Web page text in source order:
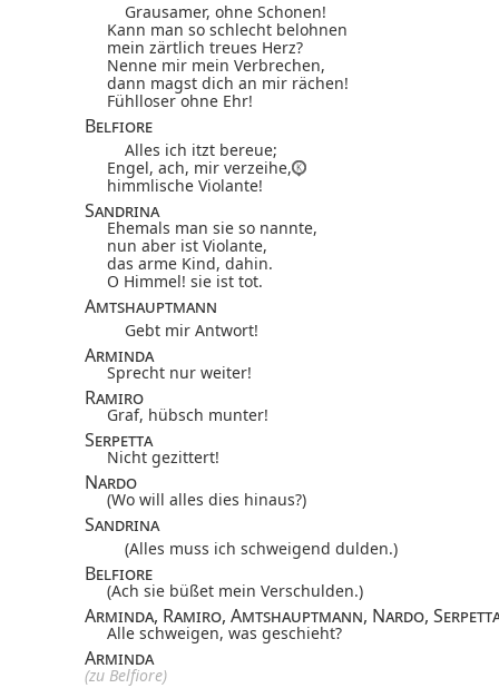
Grausamer, ohne Schonen!
Kann man so schlecht belohnen
mein zärtlich treues Herz?
Nenne mir mein Verbrechen,
dann magst dich an mir rächen!
Fühlloser ohne Ehr!
Belfiore
Alles ich itzt bereue;
Engel, ach, mir verzeihe,
himmlische Violante!
Sandrina
Ehemals man sie so nannte,
nun aber ist Violante,
das arme Kind, dahin.
O Himmel! sie ist tot.
Amtshauptmann
Gebt mir Antwort!
Arminda
Sprecht nur weiter!
Ramiro
Graf, hübsch munter!
Serpetta
Nicht gezittert!
Nardo
(Wo will alles dies hinaus?)
Sandrina
(Alles muss ich schweigend dulden.)
Belfiore
(Ach sie büßet mein Verschulden.)
Arminda, Ramiro, Amtshauptmann, Nardo,
Alle schweigen, was geschieht?
Arminda
(zu Belfiore)